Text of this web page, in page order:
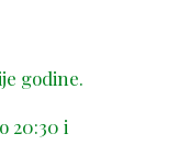
godine.
20:30 i